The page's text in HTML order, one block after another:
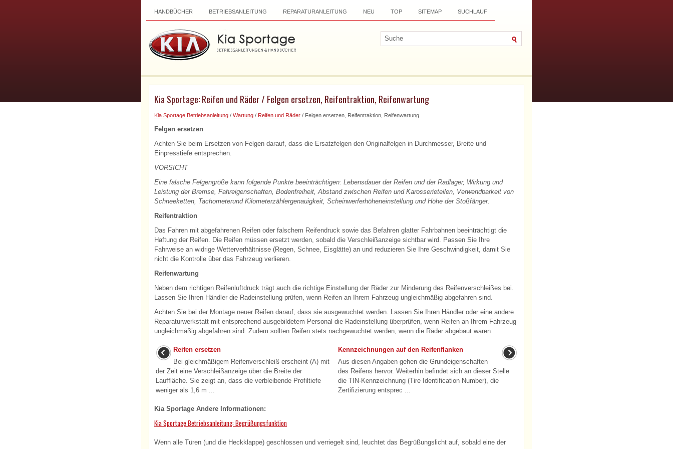
HANDBÜCHER BETRIEBSANLEITUNG REPARATURANLEITUNG NEU TOP SITEMAP SUCHLAUF
Kia Sportage: Reifen und Räder / Felgen ersetzen, Reifentraktion, Reifenwartung
Kia Sportage Betriebsanleitung / Wartung / Reifen und Räder / Felgen ersetzen, Reifentraktion, Reifenwartung
Felgen ersetzen
Achten Sie beim Ersetzen von Felgen darauf, dass die Ersatzfelgen den Originalfelgen in Durchmesser, Breite und
Einpresstiefe entsprechen.
VORSICHT
Eine falsche Felgengröße kann folgende Punkte beeinträchtigen: Lebensdauer der Reifen und der Radlager, Wirkung und
Leistung der Bremse, Fahreigenschaften, Bodenfreiheit, Abstand zwischen Reifen und Karosserieteilen, Verwendbarkeit von
Schneeketten, Tachometerund Kilometerzählergenauigkeit, Scheinwerferhöheneinstellung und Höhe der Stoßfänger.
Reifentraktion
Das Fahren mit abgefahrenen Reifen oder falschem Reifendruck sowie das Befahren glatter Fahrbahnen beeinträchtigt die
Haftung der Reifen. Die Reifen müssen ersetzt werden, sobald die Verschleißanzeige sichtbar wird. Passen Sie Ihre
Fahrweise an widrige Wetterverhältnisse (Regen, Schnee, Eisglätte) an und reduzieren Sie Ihre Geschwindigkeit, damit Sie
nicht die Kontrolle über das Fahrzeug verlieren.
Reifenwartung
Neben dem richtigen Reifenluftdruck trägt auch die richtige Einstellung der Räder zur Minderung des Reifenverschleißes bei.
Lassen Sie Ihren Händler die Radeinstellung prüfen, wenn Reifen an Ihrem Fahrzeug ungleichmäßig abgefahren sind.
Achten Sie bei der Montage neuer Reifen darauf, dass sie ausgewuchtet werden. Lassen Sie Ihren Händler oder eine andere
Reparaturwerkstatt mit entsprechend ausgebildetem Personal die Radeinstellung überprüfen, wenn Reifen an Ihrem Fahrzeug
ungleichmäßig abgefahren sind. Zudem sollten Reifen stets nachgewuchtet werden, wenn die Räder abgebaut waren.
Reifen ersetzen
Bei gleichmäßigem Reifenverschleiß erscheint (A) mit
der Zeit eine Verschleißanzeige über die Breite der
Lauffläche. Sie zeigt an, dass die verbleibende Profiltiefe
weniger als 1,6 m ...
Kennzeichnungen auf den Reifenflanken
Aus diesen Angaben gehen die Grundeigenschaften
des Reifens hervor. Weiterhin befindet sich an dieser Stelle
die TIN-Kennzeichnung (Tire Identification Number), die
Zertifizierung entsprec ...
Kia Sportage Andere Informationen:
Kia Sportage Betriebsanleitung: Begrüßungsfunktion
Wenn alle Türen (und die Heckklappe) geschlossen und verriegelt sind, leuchtet das Begrüßungslicht auf, sobald eine der